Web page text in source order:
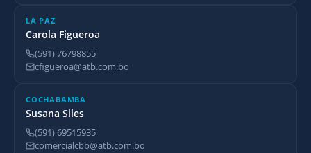
LA PAZ
Carola Figueroa
(591) 76798855
cfigueroa@atb.com.bo
COCHABAMBA
Susana Siles
(591) 69515935
comercialcbb@atb.com.bo